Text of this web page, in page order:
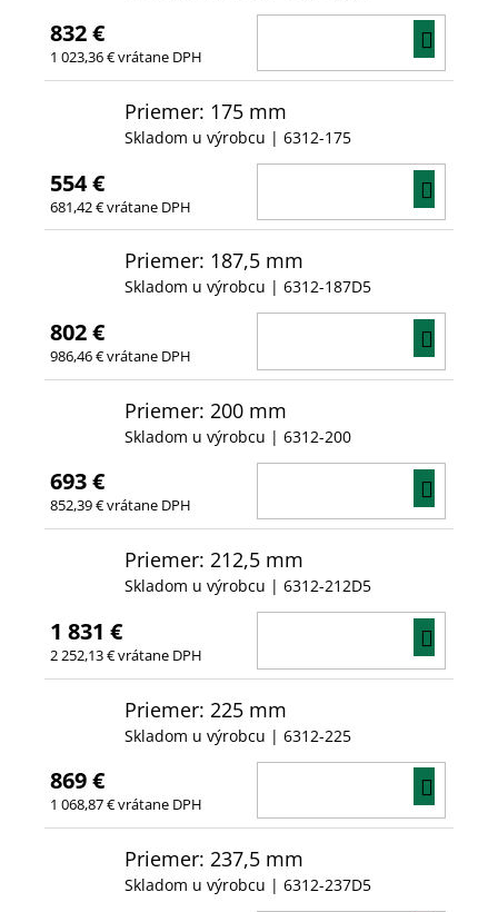
832 €
1 023,36 € vrátane DPH
Priemer: 175 mm
Skladom u výrobcu | 6312-175
554 €
681,42 € vrátane DPH
Priemer: 187,5 mm
Skladom u výrobcu | 6312-187D5
802 €
986,46 € vrátane DPH
Priemer: 200 mm
Skladom u výrobcu | 6312-200
693 €
852,39 € vrátane DPH
Priemer: 212,5 mm
Skladom u výrobcu | 6312-212D5
1 831 €
2 252,13 € vrátane DPH
Priemer: 225 mm
Skladom u výrobcu | 6312-225
869 €
1 068,87 € vrátane DPH
Priemer: 237,5 mm
Skladom u výrobcu | 6312-237D5